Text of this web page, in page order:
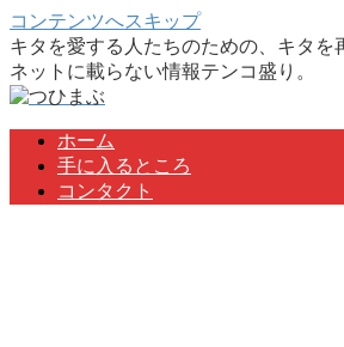
コンテンツへスキップ
キタを愛する人たちのための、キタを
ネットに載らない情報テンコ盛り。
ホーム
手に入るところ
コンタクト